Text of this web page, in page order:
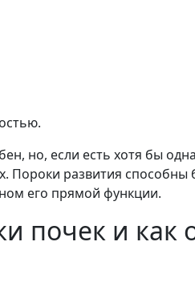
но, если есть хотя бы
Пороки развития способны
его прямой функции.
почек и как